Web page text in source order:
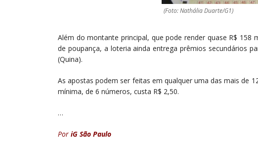
(Foto: Nathália Duarte/G1)
Além do montante principal, que pode render quase R$
de poupança, a loteria ainda entrega prêmios secundários
(Quina).
As apostas podem ser feitas em qualquer uma das mais de
mínima, de 6 números, custa R$ 2,50.
…
Por iG São Paulo